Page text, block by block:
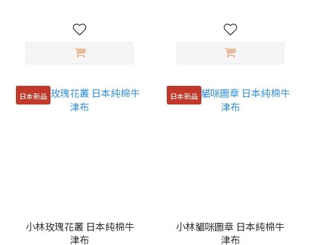
日本新品
小林玫瑰花叢 日本純棉牛
津布
日本新品
小林貓咪圖章 日本純棉牛
津布